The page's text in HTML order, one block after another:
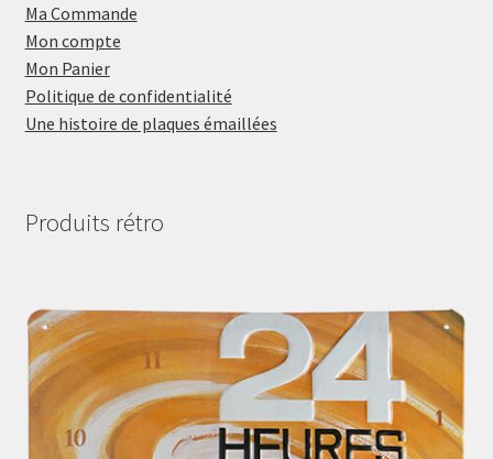
Ma Commande
Mon compte
Mon Panier
Politique de confidentialité
Une histoire de plaques émaillées
Produits rétro